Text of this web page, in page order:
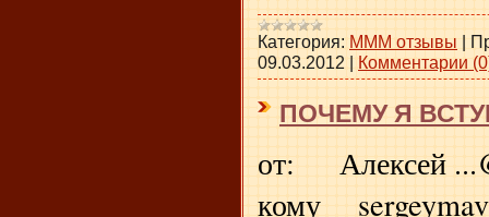
Категория: МММ отзывы |
09.03.2012 | Комментарии
ПОЧЕМУ Я
от: Алексей
кому